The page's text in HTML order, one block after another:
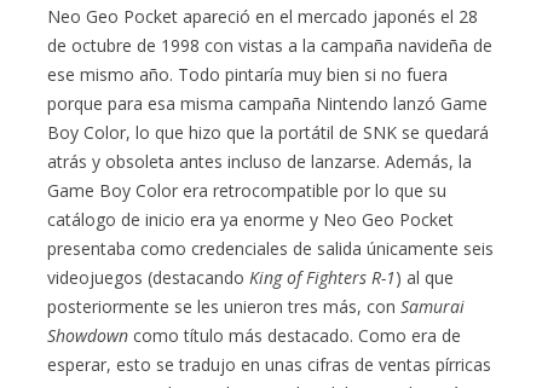
Neo Geo Pocket apareció en el mercado japonés el 28
de octubre de 1998 con vistas a la campaña navideña de
ese mismo año. Todo pintaría muy bien si no fuera
porque para esa misma campaña Nintendo lanzó Game
Boy Color, lo que hizo que la portátil de SNK se quedará
atrás y obsoleta antes incluso de lanzarse. Además, la
Game Boy Color era retrocompatible por lo que su
catálogo de inicio era ya enorme y Neo Geo Pocket
presentaba como credenciales de salida únicamente seis
videojuegos (destacandoKing of Fighters R-1) al que
posteriormente se les unieron tres más, conSamurai
Showdown como título más destacado. Como era de
esperar, esto se tradujo en unas cifras de ventas pírricas